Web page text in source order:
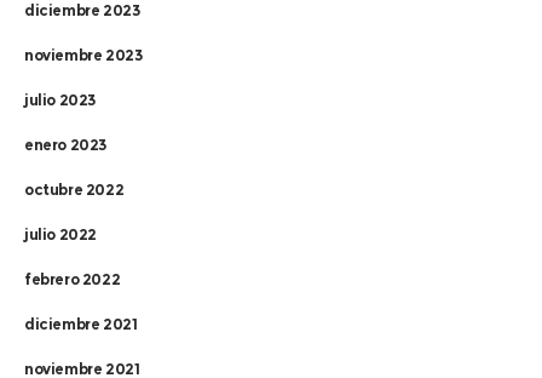
diciembre 2023
noviembre 2023
julio 2023
enero 2023
octubre 2022
julio 2022
febrero 2022
diciembre 2021
noviembre 2021